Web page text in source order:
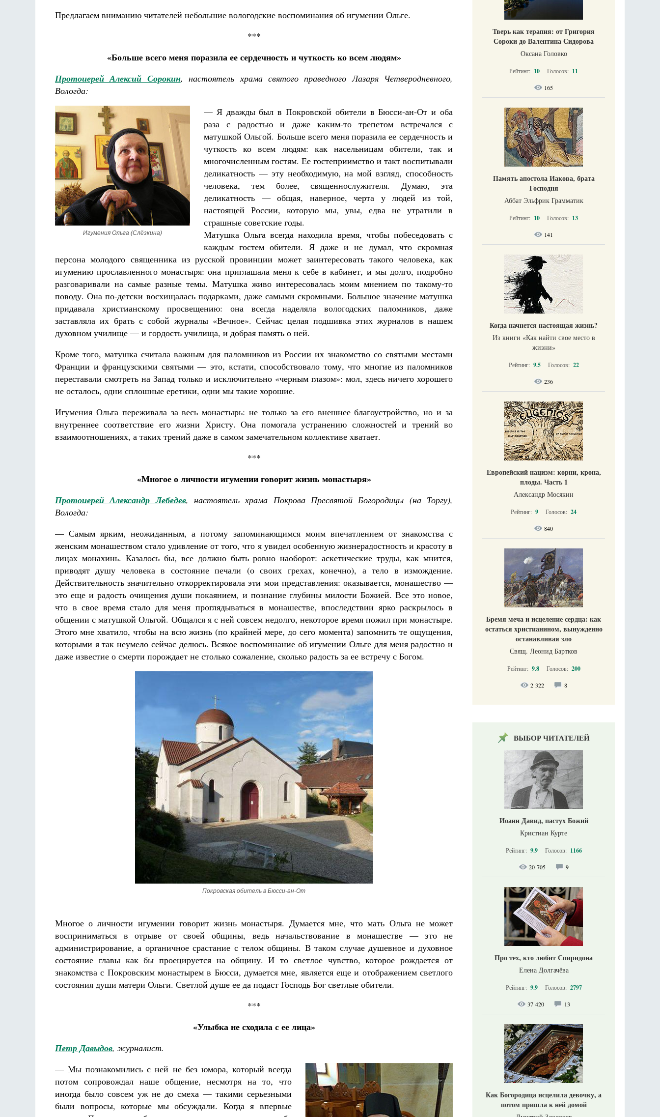
Предлагаем вниманию читателей небольшие вологодские воспоминания об игумении Ольге.
***
«Больше всего меня поразила ее сердечность и чуткость ко всем людям»
Протоиерей Алексий Сорокин, настоятель храма святого праведного Лазаря Четверодневного,
Вологда:
Игумения Ольга (Слёзкина)
— Я дважды был в Покровской обители в Бюсси-ан-От и оба
раза с радостью и даже каким-то трепетом встречался с
матушкой Ольгой. Больше всего меня поразила ее сердечность и
чуткость ко всем людям: как насельницам обители, так и
многочисленным гостям. Ее гостеприимство и такт воспитывали
деликатность — эту необходимую, на мой взгляд, способность
человека, тем более, священнослужителя. Думаю, эта
деликатность — общая, наверное, черта у людей из той,
настоящей России, которую мы, увы, едва не утратили в
страшные советские годы.
Матушка Ольга всегда находила время, чтобы побеседовать с
каждым гостем обители. Я даже и не думал, что скромная
персона молодого священника из русской провинции может заинтересовать такого человека, как
игумению прославленного монастыря: она приглашала меня к себе в кабинет, и мы долго, подробно
разговаривали на самые разные темы. Матушка живо интересовалась моим мнением по такому-то
поводу. Она по-детски восхищалась подарками, даже самыми скромными. Большое значение матушка
придавала христианскому просвещению: она всегда наделяла вологодских паломников, даже
заставляла их брать с собой журналы «Вечное». Сейчас целая подшивка этих журналов в нашем
духовном училище — и гордость училища, и добрая память о ней.
Кроме того, матушка считала важным для паломников из России их знакомство со святыми местами
Франции и французскими святыми — это, кстати, способствовало тому, что многие из паломников
переставали смотреть на Запад только и исключительно «черным глазом»: мол, здесь ничего хорошего
не осталось, одни сплошные еретики, одни мы такие хорошие.
Игумения Ольга переживала за весь монастырь: не только за его внешнее благоустройство, но и за
внутреннее соответствие его жизни Христу. Она помогала устранению сложностей и трений во
взаимоотношениях, а таких трений даже в самом замечательном коллективе хватает.
***
«Многое о личности игумении говорит жизнь монастыря»
Протоиерей Александр Лебедев, настоятель храма Покрова Пресвятой Богородицы (на Торгу),
Вологда:
— Самым ярким, неожиданным, а потому запоминающимся моим впечатлением от знакомства с
женским монашеством стало удивление от того, что я увидел особенную жизнерадостность и красоту в
лицах монахинь. Казалось бы, все должно быть ровно наоборот: аскетические труды, как мнится,
приводят душу человека в состояние печали (о своих грехах, конечно), а тело в измождение.
Действительность значительно откорректировала эти мои представления: оказывается, монашество —
это еще и радость очищения души покаянием, и познание глубины милости Божией. Все это новое,
что в свое время стало для меня проглядываться в монашестве, впоследствии ярко раскрылось в
общении с матушкой Ольгой. Общался я с ней совсем недолго, некоторое время пожил при монастыре.
Этого мне хватило, чтобы на всю жизнь (по крайней мере, до сего момента) запомнить те ощущения,
которыми я так неумело сейчас делюсь. Всякое воспоминание об игумении Ольге для меня радостно и
даже известие о смерти порождает не столько сожаление, сколько радость за ее встречу с Богом.
Покровская обитель в Бюсси-ан-От
Многое о личности игумении говорит жизнь монастыря. Думается мне, что мать Ольга не может
восприниматься в отрыве от своей общины, ведь начальствование в монашестве — это не
администрирование, а органичное срастание с телом общины. В таком случае душевное и духовное
состояние главы как бы проецируется на общину. И то светлое чувство, которое рождается от
знакомства с Покровским монастырем в Бюсси, думается мне, является еще и отображением светлого
состояния души матери Ольги. Светлой душе ее да подаст Господь Бог светлые обители.
***
«Улыбка не сходила с ее лица»
Петр Давыдов, журналист.
— Мы познакомились с ней не без юмора, который всегда
потом сопровождал наше общение, несмотря на то, что
иногда было совсем уж не до смеха — такими серьезными
были вопросы, которые мы обсуждали. Когда я впервые
Тверь как терапия: от Григория
Сороки до Валентина Сидорова
Оксана Головко
Рейтинг: 10 Голосов: 11
165
Память апостола Иакова, брата
Господня
Аббат Эльфрик Грамматик
Рейтинг: 10 Голосов: 13
141
Когда начнется настоящая жизнь?
Из книги «Как найти свое место в
жизни​»
Рейтинг: 9.5 Голосов: 22
236
Европейский нацизм: корни, крона,
плоды. Часть 1
Александр Мосякин
Рейтинг: 9 Голосов: 24
840
Бремя меча и исцеление сердца: как
остаться христианином, вынужденно
останавливая зло
Свящ. Леонид Бартков
Рейтинг: 9.8 Голосов: 200
2 322 8
ВЫБОР ЧИТАТЕЛЕЙ
Иоанн Давид, пастух Божий
Кристиан Курте
Рейтинг: 9.9 Голосов: 1166
20 705 9
Про тех, кто любит Спиридона
Елена Долгачёва
Рейтинг: 9.9 Голосов: 2797
37 420 13
Как Богородица исцелила девочку, а
потом пришла к ней домой